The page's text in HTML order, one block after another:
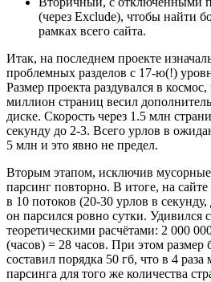
(через Exclude), чтобы найти
рамках всего сайта.
Итак, на последнем проекте
проблемных разделов с 17-ю(!)
Размер проекта раздувался в
миллион страниц весил
диске. Скорость через 1.5 млн
секунду до 2-3. Всего урлов в
5 млн и это явно не предел.
Вторым этапом, исключив мусорные
парсинг повторно. В итоге, на
в 10 потоков (20-30 урлов в
он парсился ровно сутки. Удивился
теоретическими расчётами: 2 000
(часов) = 28 часов. При этом размер
составил порядка 50 гб, что в 4
парсинга для того же количества